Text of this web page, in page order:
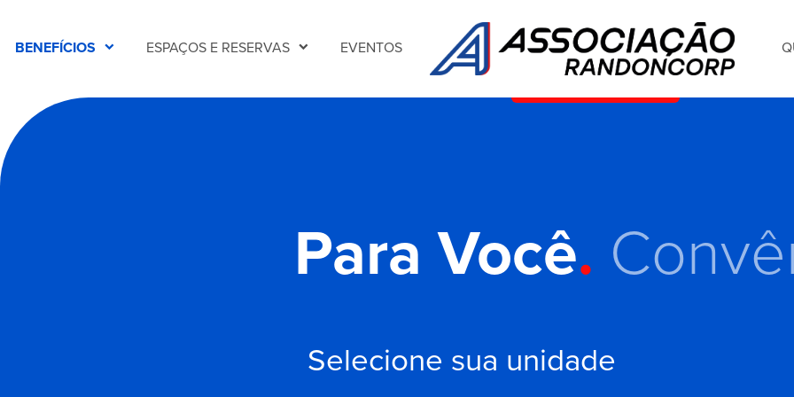
BENEFÍCIOS expand_more ESPAÇOS E RESERVAS expand_more EVENTOS
Para Você.